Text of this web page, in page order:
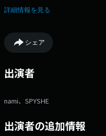
す。 出演：nami（K-POPナ
詳細情報を見る
シェア
出演者
nami、SPYSHE
出演者の追加情報